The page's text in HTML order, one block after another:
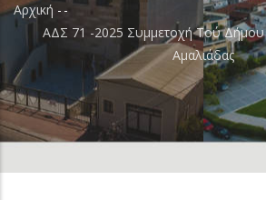
Breadcrumb
Αρχική - -
ΑΔΣ 71 -2025 Συμμετοχή Τού Δήμου
Αμαλιάδας